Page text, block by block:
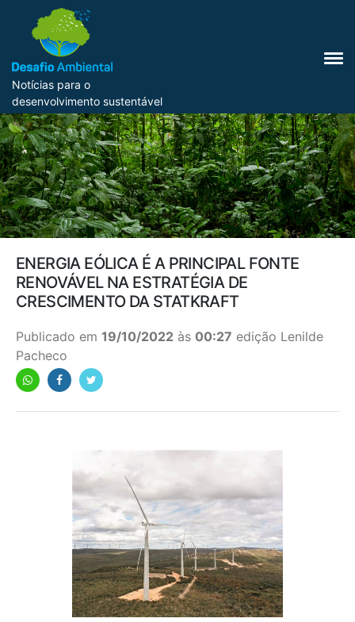
Notícias para o
desenvolvimento sustentável
ENERGIA EÓLICA É A PRINCIPAL FONTE
RENOVÁVEL NA ESTRATÉGIA DE
CRESCIMENTO DA STATKRAFT
Publicado em 19/10/2022 às 00:27 edição Lenilde
Pacheco